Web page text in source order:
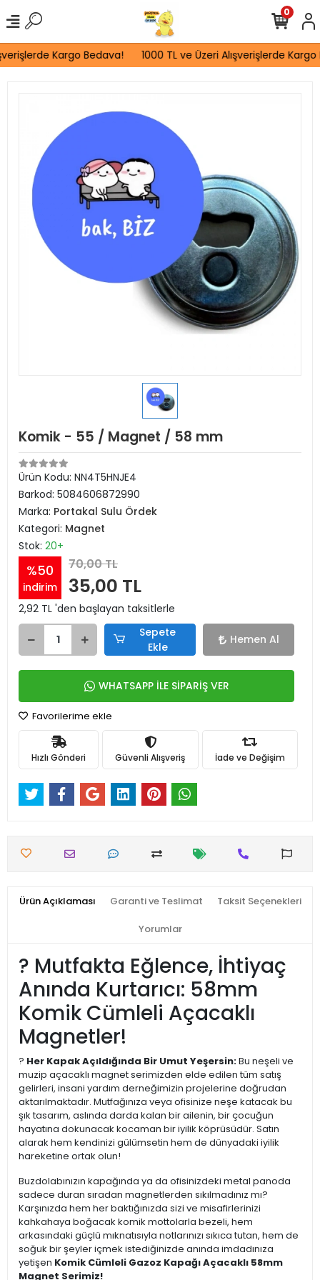
Kargo Bedava! 1000 TL ve Üzeri Alışverişlerde Kargo
0
Komik - 55 / Magnet / 58 mm
Ürün Kodu: NN4T5HNJE4
Barkod: 5084606872990
Marka: Portakal Sulu Ördek
Kategori: Magnet
Stok: 20+
%50
indirim
70,00 TL
35,00 TL
2,92 TL 'den başlayan taksitlerle
Sepete
Ekle
Hemen Al
WHATSAPP İLE SİPARİŞ VER
Favorilerime ekle
Hızlı Gönderi Güvenli Alışveriş İade ve Değişim
Ürün Açıklaması Garanti ve Teslimat Taksit Seçenekleri
Yorumlar
? Mutfakta Eğlence, İhtiyaç
Anında Kurtarıcı: 58mm
Komik Cümleli Açacaklı
Magnetler!
? Her Kapak Açıldığında Bir Umut Yeşersin:Bu neşeli ve
muzip açacaklı magnet serimizden elde edilen tüm satış
gelirleri, insani yardım derneğimizin projelerine doğrudan
aktarılmaktadır. Mutfağınıza veya ofisinize neşe katacak bu
şık tasarım, aslında darda kalan bir ailenin, bir çocuğun
hayatına dokunacak kocaman bir iyilik köprüsüdür. Satın
alarak hem kendinizi gülümsetin hem de dünyadaki iyilik
hareketine ortak olun!
Buzdolabınızın kapağında ya da ofisinizdeki metal panoda
sadece duran sıradan magnetlerden sıkılmadınız mı?
Karşınızda hem her baktığınızda sizi ve misafirlerinizi
kahkahaya boğacak komik mottolarla bezeli, hem
arkasındaki güçlü mıknatısıyla notlarınızı sıkıca tutan, hem de
soğuk bir şeyler içmek istediğinizde anında imdadınıza
yetişen Komik Cümleli Gazoz Kapağı Açacaklı 58mm
Magnet Serimiz!